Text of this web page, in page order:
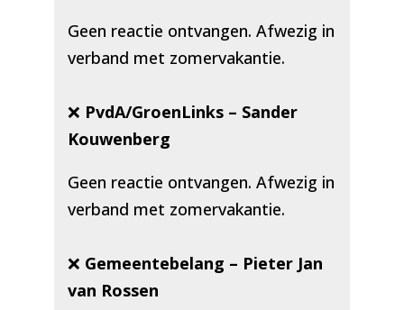
Geen reactie ontvangen. Afwezig in
verband met zomervakantie.
❌ PvdA/GroenLinks – Sander
Kouwenberg
Geen reactie ontvangen. Afwezig in
verband met zomervakantie.
❌ Gemeentebelang – Pieter Jan
van Rossen